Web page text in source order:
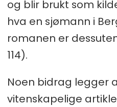
og blir brukt som
hva en sjømann i
romanen er
114).
Noen bidrag legger
vitenskapelige